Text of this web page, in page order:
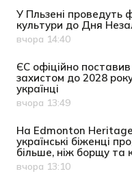
У Пльзені проведуть
культури до Дня
Дата публікації
вчора 14:40
ЄС офіційно
захистом до 2028
українці
Дата публікації
вчора 13:49
На Edmonton
українські біженці
більше, ніж борщу та
Дата публікації
вчора 13:10